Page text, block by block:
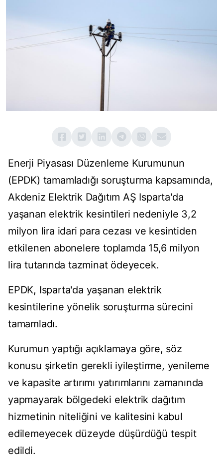
Enerji Piyasası Düzenleme Kurumunun
(EPDK) tamamladığı soruşturma kapsamında,
Akdeniz Elektrik Dağıtım AŞ Isparta'da
yaşanan elektrik kesintileri nedeniyle 3,2
milyon lira idari para cezası ve kesintiden
etkilenen abonelere toplamda 15,6 milyon
lira tutarında tazminat ödeyecek.
EPDK, Isparta'da yaşanan elektrik
kesintilerine yönelik soruşturma sürecini
tamamladı.
Kurumun yaptığı açıklamaya göre, söz
konusu şirketin gerekli iyileştirme, yenileme
ve kapasite artırımı yatırımlarını zamanında
yapmayarak bölgedeki elektrik dağıtım
hizmetinin niteliğini ve kalitesini kabul
edilemeyecek düzeyde düşürdüğü tespit
edildi.